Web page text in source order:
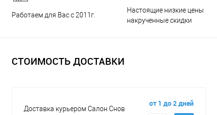
Работаем для Вас с 2011г.
Настоящие низкие цены и
накрученные скидки
СТОИМОСТЬ ДОСТАВКИ
Доставка курьером Салон Снов
от 1 до 2 дней